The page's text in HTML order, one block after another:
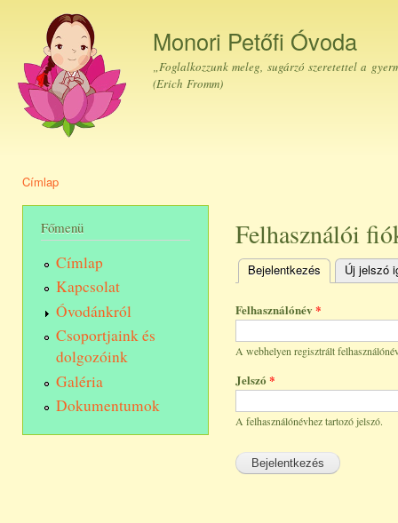
Monori Petőfi Óvoda
„Foglalkozzunk meleg, sugárzó szeretettel a
(Erich Fromm)
Címlap
Főmenü
Címlap
Kapcsolat
Óvodánkról
Csoportjaink és
dolgozóink
Galéria
Dokumentumok
Felhasználói
Elsődleges fülek
Bejelentkezés (aktív fül)
Új jelszó
Felhasználónév *
A webhelyen regisztrált
Jelszó *
A felhasználónévhez tartozó jelszó.